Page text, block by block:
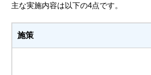
主な実施内容は以下の4点です。
施策